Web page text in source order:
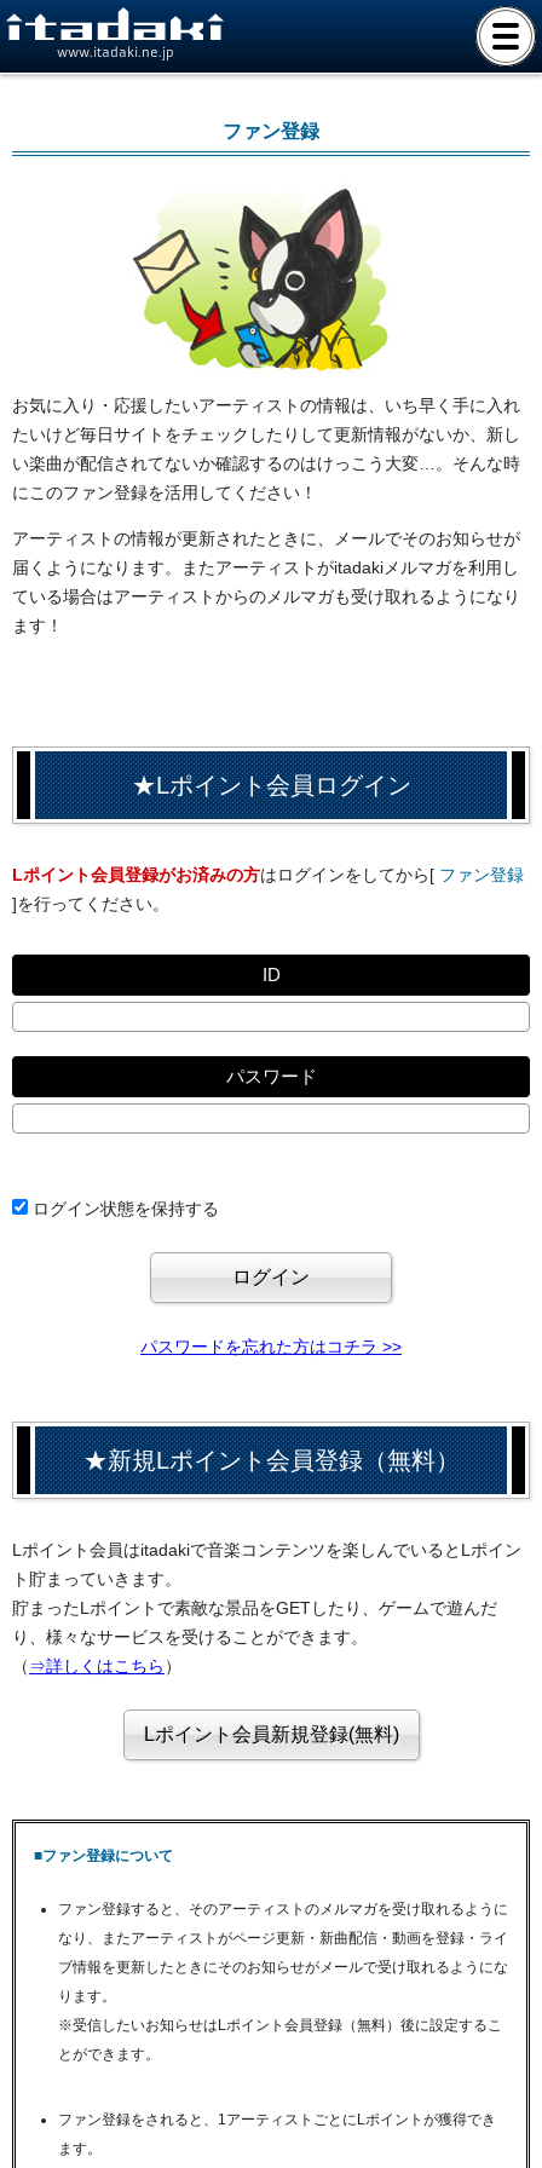
www.itadaki.ne.jp
ファン登録
お気に入り・応援したいアーティストの情報は、いち早く手に入れ
たいけど毎日サイトをチェックしたりして更新情報がないか、新し
い楽曲が配信されてないか確認するのはけっこう大変…。そんな時
にこのファン登録を活用してください！
アーティストの情報が更新されたときに、メールでそのお知らせが
届くようになります。またアーティストがitadakiメルマガを利用し
ている場合はアーティストからのメルマガも受け取れるようになり
ます！
★Lポイント会員ログイン
Lポイント会員登録がお済みの方はログインをしてから[ ファン登録
]を行ってください。
ID
パスワード
ログイン状態を保持する
パスワードを忘れた方はコチラ >>
★新規Lポイント会員登録（無料）
Lポイント会員はitadakiで音楽コンテンツを楽しんでいるとLポイン
ト貯まっていきます。
貯まったLポイントで素敵な景品をGETしたり、ゲームで遊んだ
り、様々なサービスを受けることができます。
（ ⇒詳しくはこちら ）
■ファン登録について
ファン登録すると、そのアーティストのメルマガを受け取れるように
なり、またアーティストがページ更新・新曲配信・動画を登録・ライ
ブ情報を更新したときにそのお知らせがメールで受け取れるようにな
ります。
※受信したいお知らせはLポイント会員登録（無料）後に設定するこ
とができます。
ファン登録をされると、1アーティストごとにLポイントが獲得でき
ます。